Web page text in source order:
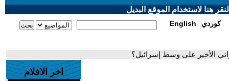
هنا لاستخدام الموقع البديل
English كوردي
الأخير على وسط إسرائيل؟
اخر الافلام